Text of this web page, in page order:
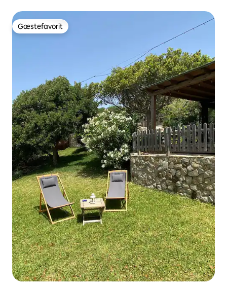
Gæstefavorit
Gæstefavorit